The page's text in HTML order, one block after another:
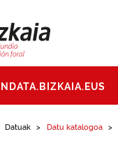
.Diputacion
Bizkaia
Datuak Datu katalogoa